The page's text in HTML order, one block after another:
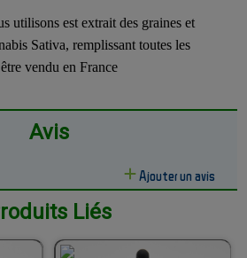
utilisons est extrait des graines et
Sativa, remplissant toutes les
vendu en France
Avis
Ajouter un avis
Liés